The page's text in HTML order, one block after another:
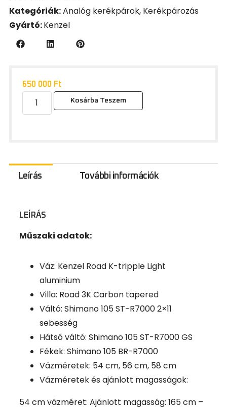
Kategóriák:Analóg kerékpárok, Kerékpározás
Gyártó:Kenzel
650 000 Ft
Kosárba Teszem
Leírás További információk
LEÍRÁS
Műszaki adatok:
Váz: Kenzel Road K-tripple Light
aluminium
Villa: Road 3K Carbon tapered
Váltó: Shimano 105 ST-R7000 2×11
sebesség
Hátsó váltó: Shimano 105 ST-R7000 GS
Fékek: Shimano 105 BR-R7000
Vázméretek: 54 cm, 56 cm, 58 cm
Vázméretek és ajánlott magasságok:
54 cm vázméret: Ajánlott magasság: 165 cm –